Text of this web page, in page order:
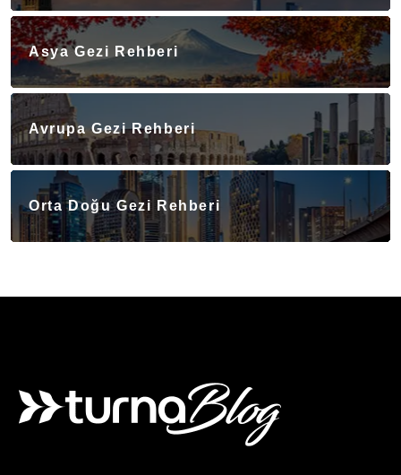
Asya Gezi Rehberi
Avrupa Gezi Rehberi
Orta Doğu Gezi Rehberi